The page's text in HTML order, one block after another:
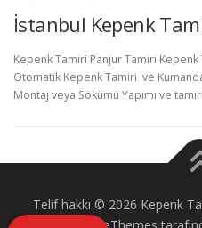
İstanbul Kepenk
Kepenk Tamiri Panjur Tamiri Kepenk
Otomatik Kepenk Tamiri ve
Montaj veya Sökümü Yapımı ve
Telif hakkı © 2026 Kepenk